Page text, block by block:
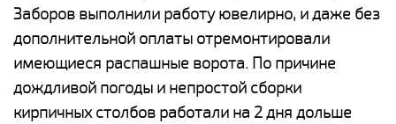
Заборов выполнили работу ювелирно, и даже без
дополнительной оплаты отремонтировали
имеющиеся распашные ворота. По причине
дождливой погоды и непростой сборки
кирпичных столбов работали на 2 дня дольше